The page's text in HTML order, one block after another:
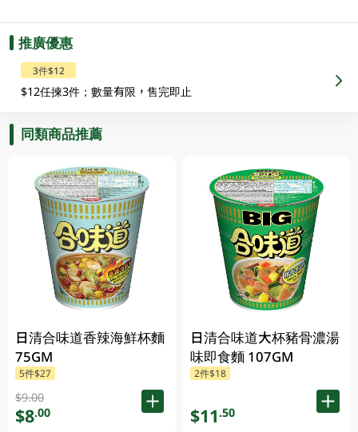
推廣優惠
3件$12
$12任揀3件；數量有限，售完即止
同類商品推薦
日清合味道香辣海鮮杯麵
75GM
5件$27
$9.00
$8.00
日清合味道大杯豬骨濃湯
味即食麵 107GM
2件$18
$11.50